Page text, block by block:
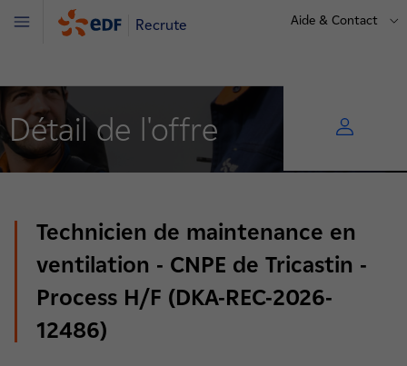
Recrute Aide & Contact
Menu
Détail de l'offre
Technicien de maintenance en
ventilation - CNPE de Tricastin -
Process H/F (DKA-REC-2026-
12486)